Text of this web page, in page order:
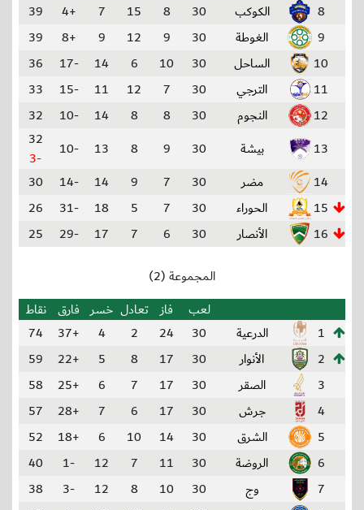
8
الكوكب 30
8
15
7
+4
39
9
الغوطة 30
9
12
9
+8
39
10
الساحل 30
10
6
14
-17
36
11
الترجي 30
7
12
11
-15
33
12
النجوم 30
8
8
14
-10
32
13
بيشة 30
9
8
13
-10
32
-3
14
مضر 30
7
9
14
-14
30
15
الحوراء 30
7
5
18
-31
26
16
الأنصار 30
6
7
17
-29
25
المجموعة (2)
لعب
فاز تعادل خسر فارق نقاط
1
الدرعية 30
24
2
4
+37
74
2
الأنوار 30
17
8
5
+22
59
3
الصقر 30
17
7
6
+25
58
4
جرش 30
17
6
7
+28
57
5
الشرق 30
14
10
6
+18
52
6
الروضة 30
11
7
12
-1
40
7
وج 30
10
8
12
-3
38